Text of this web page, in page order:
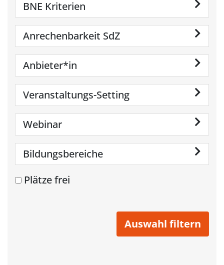
BNE Kriterien
Anrechenbarkeit SdZ
Anbieter*in
Veranstaltungs-Setting
Webinar
Bildungsbereiche
Plätze frei